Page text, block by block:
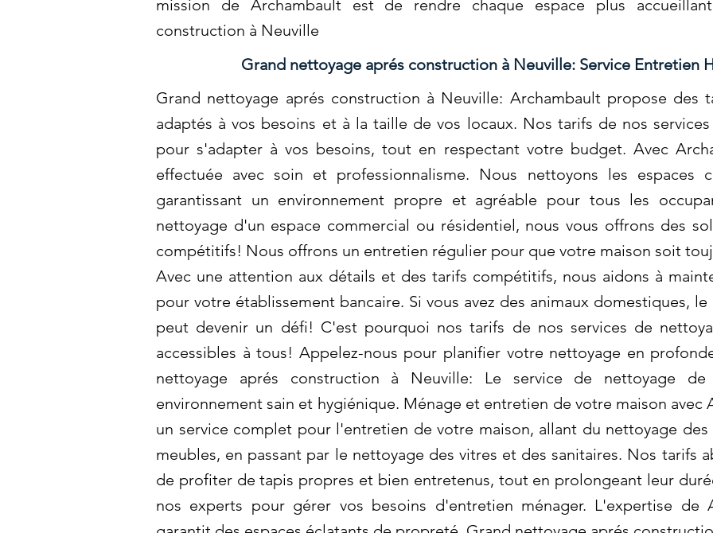
mission de Archambault est de rendre chaque espace plus
construction à Neuville
Grand nettoyage aprés construction à Neuville: Service Entretien
Grand nettoyage aprés construction à Neuville: Archambault propose des
adaptés à vos besoins et à la taille de vos locaux. Nos tarifs de nos
pour s'adapter à vos besoins, tout en respectant votre budget. Avec
effectuée avec soin et professionnalisme. Nous nettoyons les espaces
garantissant un environnement propre et agréable pour tous les
nettoyage d'un espace commercial ou résidentiel, nous vous offrons des
compétitifs! Nous offrons un entretien régulier pour que votre maison soit
Avec une attention aux détails et des tarifs compétitifs, nous aidons à
pour votre établissement bancaire. Si vous avez des animaux domestiques,
peut devenir un défi! C'est pourquoi nos tarifs de nos services de
accessibles à tous! Appelez-nous pour planifier votre nettoyage en
nettoyage aprés construction à Neuville: Le service de nettoyage de
environnement sain et hygiénique. Ménage et entretien de votre maison avec
un service complet pour l'entretien de votre maison, allant du nettoyage des
meubles, en passant par le nettoyage des vitres et des sanitaires. Nos tarifs
de profiter de tapis propres et bien entretenus, tout en prolongeant leur
nos experts pour gérer vos besoins d'entretien ménager. L'expertise de